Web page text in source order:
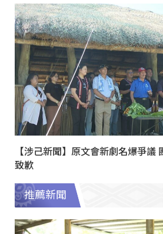
【涉己新聞】原文會新劇名爆爭
致歉
推薦新聞